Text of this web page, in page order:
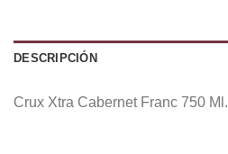
DESCRIPCIÓN
Crux Xtra Cabernet Franc 750 Ml.